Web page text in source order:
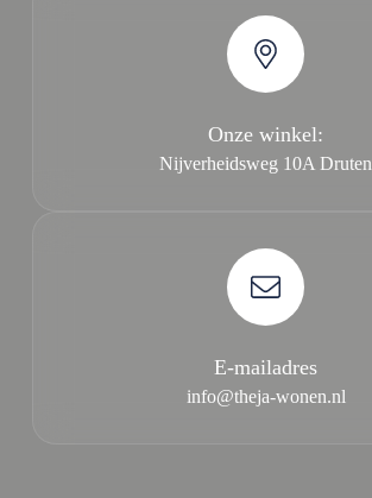
Onze winkel:
Nijverheidsweg 10A Druten
E-mailadres
info@theja-wonen.nl